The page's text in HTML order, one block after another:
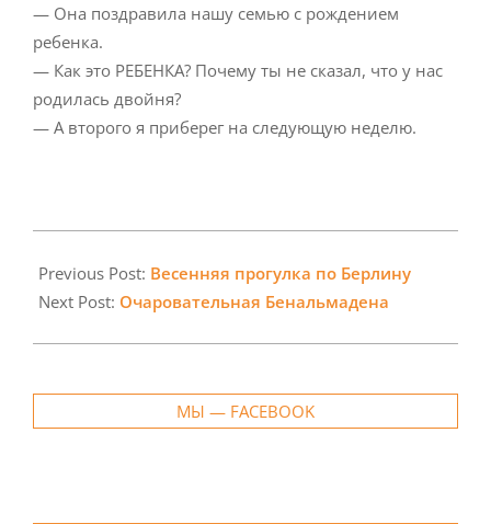
— Она поздравила нашу семью с рождением
ребенка.
— Как это РЕБЕНКА? Почему ты не сказал, что у нас
родилась двойня?
— А второго я приберег на следующую неделю.
03-
23
Previous Post: Весенняя прогулка по Берлину
Next Post: Очаровательная Бенальмадена
МЫ — FACEBOOK